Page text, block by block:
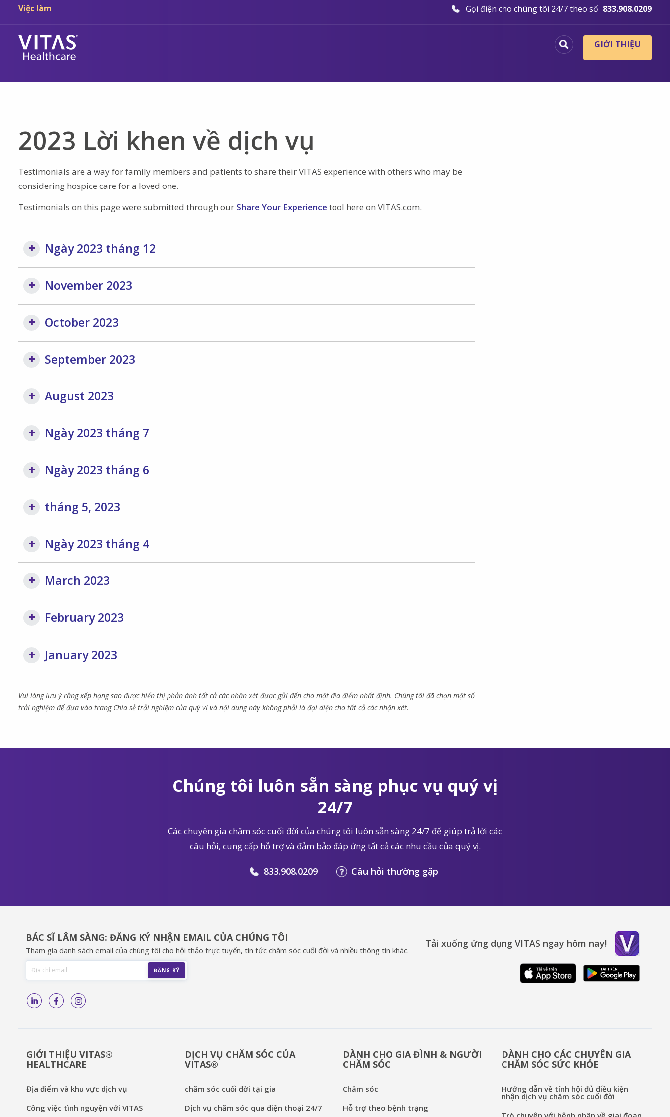
Chuyển đến nội dung chính
Chuyển đến điều hướng
Việc làm Gọi điện cho chúng tôi 24/7 theo số 833.908.0209
GIỚI THIỆU
2023 Lời khen về dịch vụ
Testimonials are a way for family members and patients to share their VITAS experience with others who may be
considering hospice care for a loved one.
Testimonials on this page were submitted through our Share Your Experience tool here on VITAS.com.
Ngày 2023 tháng 12
November 2023
October 2023
September 2023
August 2023
Ngày 2023 tháng 7
Ngày 2023 tháng 6
tháng 5, 2023
Ngày 2023 tháng 4
March 2023
February 2023
January 2023
Vui lòng lưu ý rằng xếp hạng sao được hiển thị phản ánh tất cả các nhận xét được gửi đến cho một địa điểm nhất định. Chúng tôi đã chọn một số
trải nghiệm để đưa vào trang Chia sẻ trải nghiệm của quý vị và nội dung này không phải là đại diện cho tất cả các nhận xét.
Chúng tôi luôn sẵn sàng phục vụ quý vị
24/7
Các chuyên gia chăm sóc cuối đời của chúng tôi luôn sẵn sàng 24/7 để giúp trả lời các
câu hỏi, cung cấp hỗ trợ và đảm bảo đáp ứng tất cả các nhu cầu của quý vị.
833.908.0209 Câu hỏi thường gặp
BÁC SĨ LÂM SÀNG: ĐĂNG KÝ NHẬN EMAIL CỦA CHÚNG TÔI
Tham gia danh sách email của chúng tôi cho hội thảo trực tuyến, tin tức chăm sóc cuối đời và nhiều thông tin khác.
Tải xuống ứng dụng VITAS ngay hôm nay!
GIỚI THIỆU VITAS®
HEALTHCARE
Địa điểm và khu vực dịch vụ
Công việc tình nguyện với VITAS
DỊCH VỤ CHĂM SÓC CỦA
VITAS®
chăm sóc cuối đời tại gia
Dịch vụ chăm sóc qua điện thoại 24/7
DÀNH CHO GIA ĐÌNH & NGƯỜI
CHĂM SÓC
Chăm sóc
Hỗ trợ theo bệnh trạng
DÀNH CHO CÁC CHUYÊN GIA
CHĂM SÓC SỨC KHỎE
Hướng dẫn về tính hội đủ điều kiện
nhận dịch vụ chăm sóc cuối đời
Trò chuyện với bệnh nhân về giai đoạn